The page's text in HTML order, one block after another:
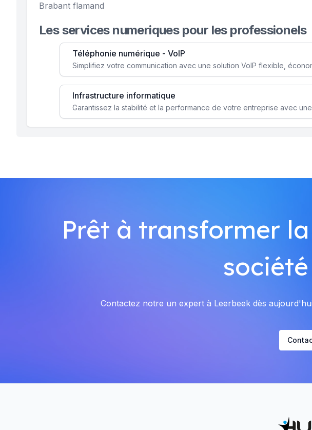
Brabant flamand
Les services numeriques pour les professionels
Téléphonie numérique - VoIP
Infrastructure informatique
Prêt à transformer
Contactez notre un expert à Leerbeek dès